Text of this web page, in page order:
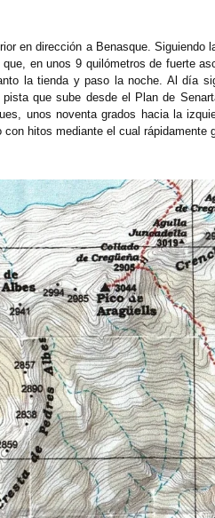
en dirección a Benasque.
en unos 9 quilómetros de fuerte
la tienda y paso la noche. Al día
que sube desde el Plan de
unos noventa grados hacia la
con hitos mediante el cual rápidamente